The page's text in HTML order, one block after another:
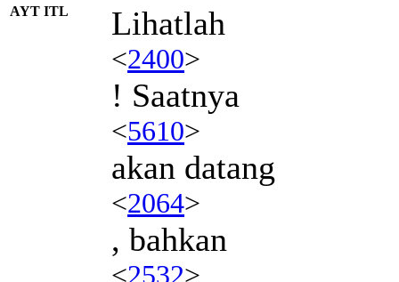
AYT ITL Lihatlah
<2400>
! Saatnya
<5610>
akan datang
<2064>
, bahkan
<2532>